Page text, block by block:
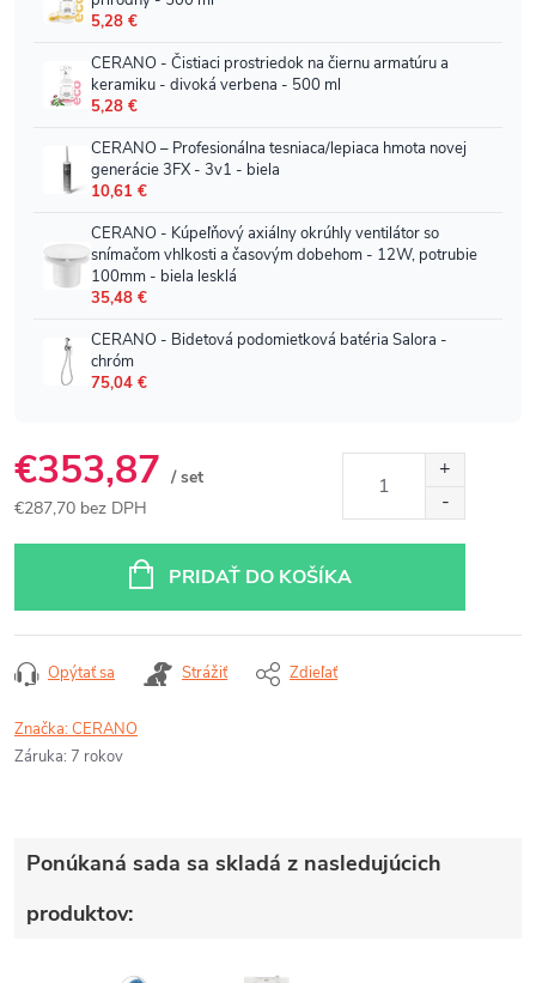
€353,87 / set
€287,70 bez DPH
PRIDAŤ DO KOŠÍKA
Opýtať sa Strážiť Zdieľať
Značka:CERANO
Záruka: 7 rokov
Ponúkaná sada sa skladá z nasledujúcich
produktov: